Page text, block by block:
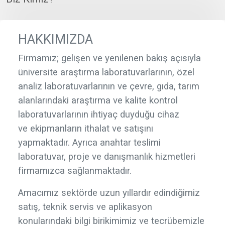
HAKKIMIZDA
Firmamız; gelişen ve yenilenen bakış açısıyla
üniversite araştırma laboratuvarlarının, özel
analiz laboratuvarlarının ve çevre, gıda, tarım
alanlarındaki araştırma ve kalite kontrol
laboratuvarlarının ihtiyaç duyduğu cihaz
ve ekipmanların ithalat ve satışını
yapmaktadır. Ayrıca anahtar teslimi
laboratuvar, proje ve danışmanlık hizmetleri
firmamızca sağlanmaktadır.
Amacımız sektörde uzun yıllardır edindiğimiz
satış, teknik servis ve aplikasyon
konularındaki bilgi birikimimiz ve tecrübemizle